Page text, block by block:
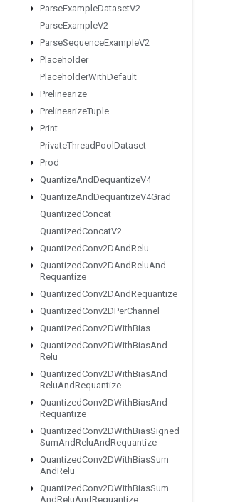
ParseExampleDatasetV2
ParseExampleV2
ParseSequenceExampleV2
Placeholder
PlaceholderWithDefault
Prelinearize
PrelinearizeTuple
Print
PrivateThreadPool Dataset
Prod
QuantizeAndDequantizeV4
QuantizeAndDequantizeV4Grad
QuantizedConcat
QuantizedConcatV2
QuantizedConv2DAndRelu
QuantizedConv2DAndReluAnd
Requantize
QuantizedConv2DAndRequantize
QuantizedConv2DPerChannel
QuantizedConv2DWithBias
QuantizedConv2DWithBiasAnd
Relu
QuantizedConv2DWithBiasAnd
ReluAndRequantize
QuantizedConv2DWithBiasAnd
Requantize
QuantizedConv2DWithBiasSigned
SumAndReluAndRequantize
QuantizedConv2DWithBiasSum
AndRelu
QuantizedConv2DWithBiasSum
AndReluAndRequantize